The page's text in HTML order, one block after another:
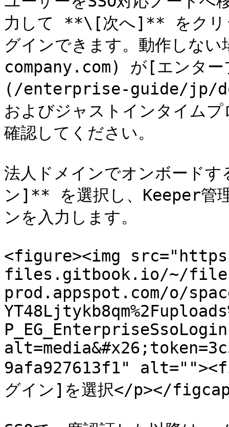
力して **\[次へ]** をクリ
グインできます。動作しな
company.com) が[エンター
(/enterprise-guide/jp/
およびジャストインタイム
確認してください。
法人ドメインでオンボード
ン]** を選択し、Keeper管
ンを入力します。
<figure><img
files.gitbook.io/~/
prod.appspot.com/o/
9afa927613f1"
グイン]を選択</p></